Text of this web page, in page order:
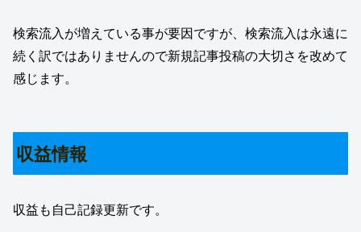
検索流入が増えている事が要因ですが、検索流入は永遠に
続く訳ではありませんので新規記事投稿の大切さを改めて
感じます。
収益情報
収益も自己記録更新です。